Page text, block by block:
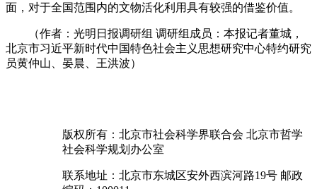
面，对于全国范围内的文物活化利用具有较强的借鉴价值。
（作者：光明日报调研组 调研组成员：本报记者董城，
北京市习近平新时代中国特色社会主义思想研究中心特约研究
员黄仲山、晏晨、王洪波）
版权所有：北京市社会科学界联合会 北京市哲学
社会科学规划办公室
联系地址：北京市东城区安外西滨河路19号 邮政